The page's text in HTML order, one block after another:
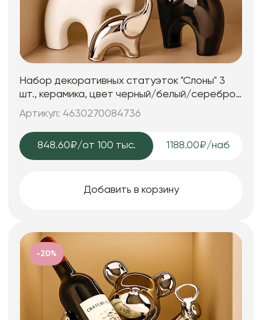
Набор декоративных статуэток "Слоны" 3
шт., керамика, цвет черный/белый/серебро,
10*7*26; 16*6*13; 10*4*10 см.
Артикул: 4630270084736
848.60₽/от 100 тыс. 1188.00₽/наб
Добавить в корзину
-20%